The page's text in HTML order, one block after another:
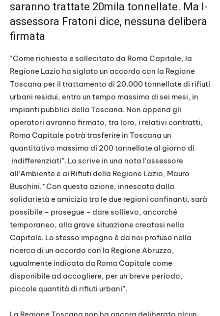
saranno trattate 20mila tonnellate. Ma l-
assessora Fratoni dice, nessuna delibera
firmata
“Come richiesto e sollecitato da Roma Capitale, la
Regione Lazio ha siglato un accordo con la Regione
Toscana per il trattamento di 20.000 tonnellate di rifiuti
urbani residui, entro un tempo massimo di sei mesi, in
impianti pubblici della Toscana. Non appena gli
operatori avranno firmato, tra loro, i relativi contratti,
Roma Capitale potrà trasferire in Toscana un
quantitativo massimo di 200 tonnellate al giorno di
indifferenziati”. Lo scrive in una nota l’assessore
all’Ambiente e ai Rifiuti della Regione Lazio, Mauro
Buschini. “Con questa azione, innescata dalla
solidarietà e amicizia tra le due regioni confinanti, sarà
possibile – prosegue – dare sollievo, ancorché
temporaneo, alla grave situazione creatasi nella
Capitale. Lo stesso impegno è da noi profuso nella
ricerca di un accordo con la Regione Abruzzo,
ugualmente indicata da Roma Capitale come
disponibile ad accogliere, per un breve periodo,
piccole quantità di rifiuti urbani”.